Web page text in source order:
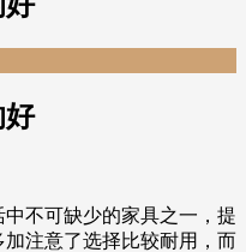
好
不可缺少的家具之一，提
注意了选择比较耐用，而